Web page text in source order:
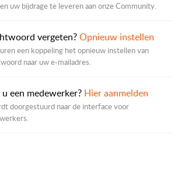
uw bijdrage te leveren aan onze Community.
vergeten?Opnieuw instellen
een koppeling het opnieuw instellen van
naar uw e-mailadres.
een medewerker? Hier aanmelden
doorgestuurd naar de interface voor